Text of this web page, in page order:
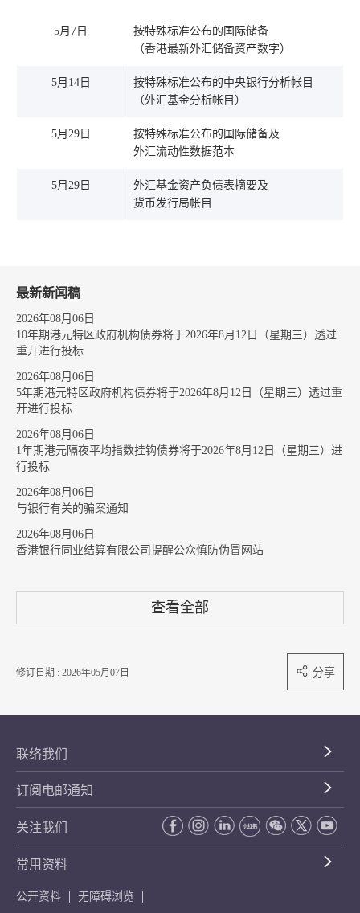
5月7日
按特殊标准公布的国际储备
（香港最新外汇储备资产数字）
5月14日
按特殊标准公布的中央银行分析帐目
（外汇基金分析帐目）
5月29日
按特殊标准公布的国际储备及
外汇流动性数据范本
5月29日
外汇基金资产负债表摘要及
货币发行局帐目
最新新闻稿
2026年08月06日
10年期港元特区政府机构债券将于2026年8月12日（星期三）透过
重开进行投标
2026年08月06日
5年期港元特区政府机构债券将于2026年8月12日（星期三）透过重
开进行投标
2026年08月06日
1年期港元隔夜平均指数挂钩债券将于2026年8月12日（星期三）进
行投标
2026年08月06日
与银行有关的骗案通知
2026年08月06日
香港银行同业结算有限公司提醒公众慎防伪冒网站
查看全部
修订日期 : 2026年05月07日 分享
联络我们
订阅电邮通知
关注我们
常用资料
公开资料 无障碍浏览